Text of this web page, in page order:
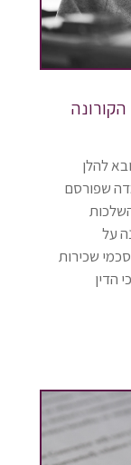
להלן
שפורסם
על
שכירות
הדין